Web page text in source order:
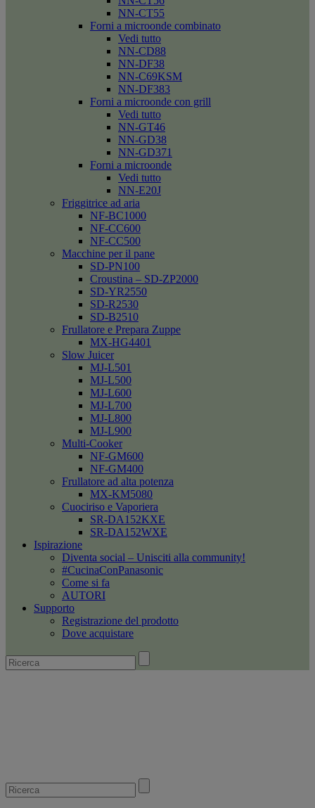
NN-CT55
Forni a microonde combinato
Vedi tutto
NN-CD88
NN-DF38
NN-C69KSM
NN-DF383
Forni a microonde con grill
Vedi tutto
NN-GT46
NN-GD38
NN-GD371
Forni a microonde
Vedi tutto
NN-E20J
Friggitrice ad aria
NF-BC1000
NF-CC600
NF-CC500
Macchine per il pane
SD-PN100
Croustina – SD-ZP2000
SD-YR2550
SD-R2530
SD-B2510
Frullatore e Prepara Zuppe
MX-HG4401
Slow Juicer
MJ-L501
MJ-L500
MJ-L600
MJ-L700
MJ-L800
MJ-L900
Multi-Cooker
NF-GM600
NF-GM400
Frullatore ad alta potenza
MX-KM5080
Cuociriso e Vaporiera
SR-DA152KXE
SR-DA152WXE
Ispirazione
Diventa social – Unisciti alla community!
#CucinaConPanasonic
Come si fa
AUTORI
Supporto
Registrazione del prodotto
Dove acquistare